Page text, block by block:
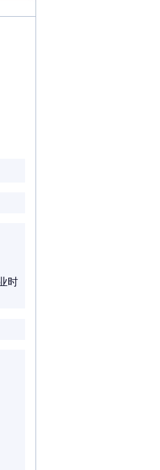
时